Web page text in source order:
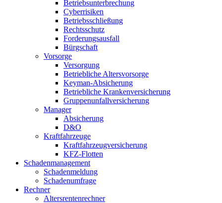
Betriebsunterbrechung
Cyberrisiken
Betriebsschließung
Rechtsschutz
Forderungsausfall
Bürgschaft
Vorsorge
Versorgung
Betriebliche Altersvorsorge
Keyman-Absicherung
Betriebliche Krankenversicherung
Gruppenunfallversicherung
Manager
Absicherung
D&O
Kraftfahrzeuge
Kraftfahrzeugversicherung
KFZ-Flotten
Schadenmanagement
Schadenmeldung
Schadenumfrage
Rechner
Altersrentenrechner